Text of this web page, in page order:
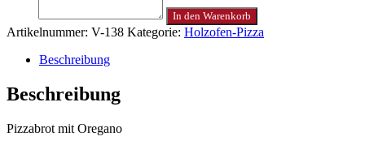
In den Warenkorb
Artikelnummer: V-138 Kategorie: Holzofen-Pizza
Beschreibung
Beschreibung
Pizzabrot mit Oregano